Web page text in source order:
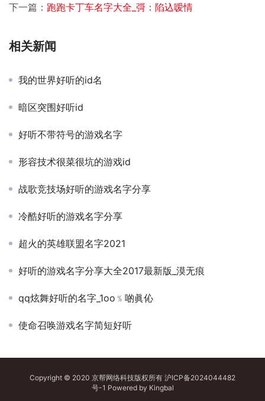
下一篇： 跑跑卡丁车名字大全_彁：陷込嗳情
相关新闻
我的世界好听的id名
暗区突围好听id
好听不带符号的游戏名字
形容技术很菜很坑的游戏id
战歌竞技场好听的游戏名字分享
冷酷好听的游戏名字分享
超火的英雄联盟名字2021
好听的游戏名字分享大全2017最新版_漠无痕
qq炫舞好听的名字_1oo﹪啲眞伈
使命召唤游戏名字简短好听
Copyright © 2020 京帮网络科技版权所有 沪ICP备2024044482
号-1 Powered by Kingbal